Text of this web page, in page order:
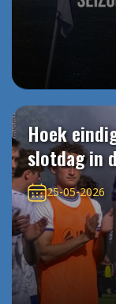
Hoek
slotdag in
25-05-2026